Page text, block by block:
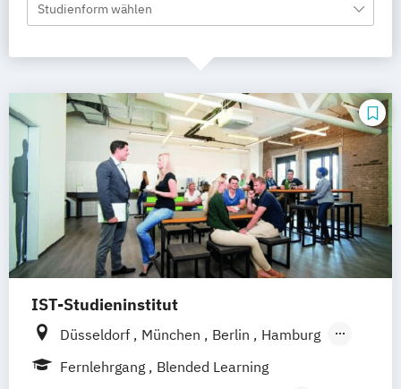
Studienform wählen
IST-Studieninstitut
Düsseldorf München Berlin
Hamburg
Weil am Rhein
Fernlehrgang
Blended Learning